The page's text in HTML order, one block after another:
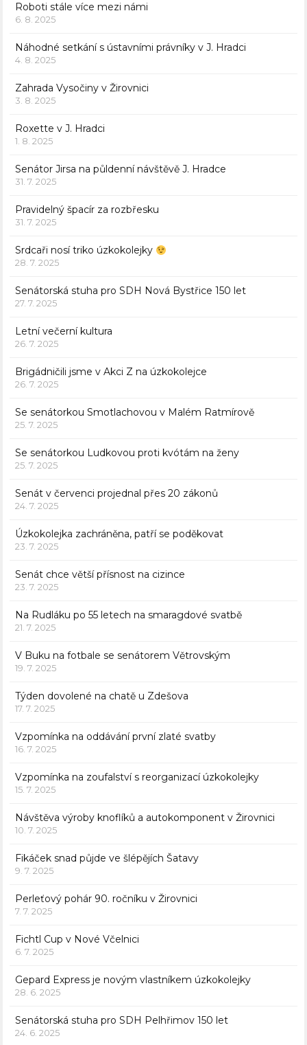
Roboti stále více mezi námi
6. 8. 2025
Náhodné setkání s ústavními právníky v J. Hradci
4. 8. 2025
Zahrada Vysočiny v Žirovnici
3. 8. 2025
Roxette v J. Hradci
1. 8. 2025
Senátor Jirsa na půldenní návštěvě J. Hradce
31. 7. 2025
Pravidelný špacír za rozbřesku
31. 7. 2025
Srdcaři nosí triko úzkokolejky
28. 7. 2025
Senátorská stuha pro SDH Nová Bystřice 150 let
27. 7. 2025
Letní večerní kultura
26. 7. 2025
Brigádničili jsme v Akci Z na úzkokolejce
26. 7. 2025
Se senátorkou Smotlachovou v Malém Ratmírově
25. 7. 2025
Se senátorkou Ludkovou proti kvótám na ženy
25. 7. 2025
Senát v červenci projednal přes 20 zákonů
24. 7. 2025
Úzkokolejka zachráněna, patří se poděkovat
23. 7. 2025
Senát chce větší přísnost na cizince
23. 7. 2025
Na Rudláku po 55 letech na smaragdové svatbě
21. 7. 2025
V Buku na fotbale se senátorem Větrovským
19. 7. 2025
Týden dovolené na chatě u Zdešova
17. 7. 2025
Vzpomínka na oddávání první zlaté svatby
16. 7. 2025
Vzpomínka na zoufalství s reorganizací úzkokolejky
15. 7. 2025
Návštěva výroby knoflíků a autokomponent v Žirovnici
10. 7. 2025
Fikáček snad půjde ve šlépějích Šatavy
9. 7. 2025
Perleťový pohár 90. ročníku v Žirovnici
7. 7. 2025
Fichtl Cup v Nové Včelnici
6. 7. 2025
Gepard Express je novým vlastníkem úzkokolejky
28. 6. 2025
Senátorská stuha pro SDH Pelhřimov 150 let
24. 6. 2025